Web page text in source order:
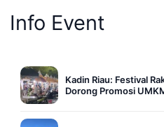
Info Event
Kadin Riau: Festival
Dorong Promosi